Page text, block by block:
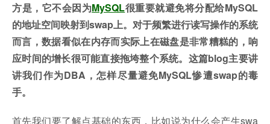
方是，它不会因为MySQL很重要就避免将分配给MySQL
的地址空间映射到swap上。对于频繁进行读写操作的系统
而言，数据看似在内存而实际上在磁盘是非常糟糕的，响
应时间的增长很可能直接拖垮整个系统。这篇blog主要讲
讲我们作为DBA，怎样尽量避免MySQL惨遭swap的毒
手。
首先我们要了解点基础的东西，比如说为什么会产生swa